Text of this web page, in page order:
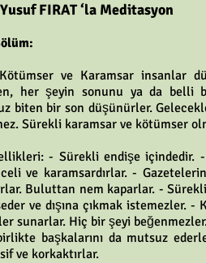
Yusuf FIRAT ‘la Meditasyon
ve Karamsar insanlar
her şeyin sonunu ya da belli
biten bir son düşünürler.
Sürekli karamsar ve kötümser
- Sürekli endişe içindedir.
ve karamsardırlar. -
Buluttan nem kaparlar. -
ve dışına çıkmak istemezler. -
sunarlar. Hiç bir şeyi
başkalarını da mutsuz
ve korkaktırlar.